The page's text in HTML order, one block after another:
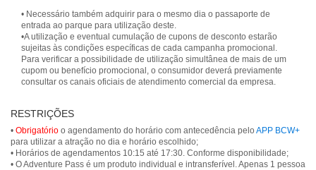
• Necessário também adquirir para o mesmo dia o passaporte de
entrada ao parque para utilização deste.
•A utilização e eventual cumulação de cupons de desconto estarão
sujeitas às condições específicas de cada campanha promocional.
Para verificar a possibilidade de utilização simultânea de mais de um
cupom ou benefício promocional, o consumidor deverá previamente
consultar os canais oficiais de atendimento comercial da empresa.
RESTRIÇÕES
• Obrigatório o agendamento do horário com antecedência pelo APP BCW+
para utilizar a atração no dia e horário escolhido;
• Horários de agendamentos 10:15 até 17:30. Conforme disponibilidade;
• O Adventure Pass é um produto individual e intransferível. Apenas 1 pessoa